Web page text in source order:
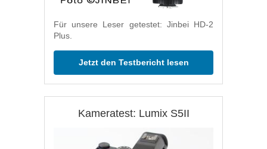
Für unsere Leser getestet: Jinbei HD-2
Plus.
Jetzt den Testbericht lesen
Kameratest: Lumix S5II